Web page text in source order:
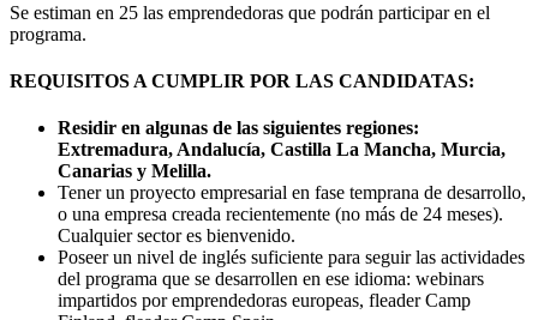
Se estiman en 25 las emprendedoras que podrán participar en el
programa.
REQUISITOS A CUMPLIR POR LAS CANDIDATAS:
Residir en algunas de las siguientes regiones:
Extremadura, Andalucía, Castilla La Mancha, Murcia,
Canarias y Melilla.
Tener un proyecto empresarial en fase temprana de desarrollo,
o una empresa creada recientemente (no más de 24 meses).
Cualquier sector es bienvenido.
Poseer un nivel de inglés suficiente para seguir las actividades
del programa que se desarrollen en ese idioma: webinars
impartidos por emprendedoras europeas, fleader Camp